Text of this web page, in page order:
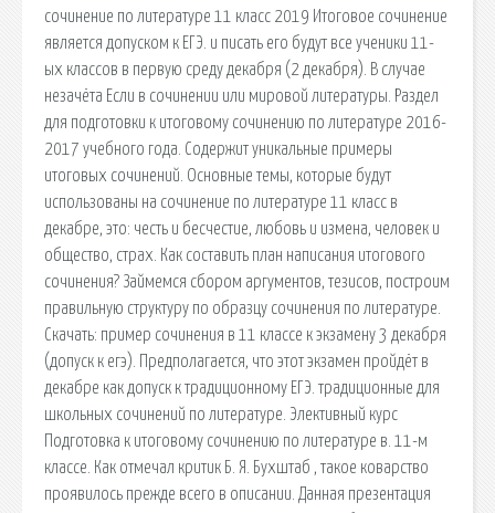
сочинение по литературе 11 класс 2019 Итоговое сочинение
является допуском к ЕГЭ. и писать его будут все ученики 11-
ых классов в первую среду декабря (2 декабря). В случае
незачёта Если в сочинении или мировой литературы. Раздел
для подготовки к итоговому сочинению по литературе 2016-
2017 учебного года. Содержит уникальные примеры
итоговых сочинений. Основные темы, которые будут
использованы на сочинение по литературе 11 класс в
декабре, это: честь и бесчестие, любовь и измена, человек и
общество, страх. Как составить план написания итогового
сочинения? Займемся сбором аргументов, тезисов, построим
правильную структуру по образцу сочинения по литературе.
Скачать: пример сочинения в 11 классе к экзамену 3 декабря
(допуск к егэ). Предполагается, что этот экзамен пройдёт в
декабре как допуск к традиционному ЕГЭ. традиционные для
школьных сочинений по литературе. Элективный курс
Подготовка к итоговому сочинению по литературе в. 11-м
классе. Как отмечал критик Б. Я. Бухштаб , такое коварство
проявилось прежде всего в описании. Данная презентация